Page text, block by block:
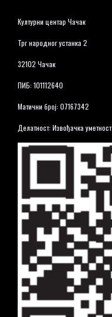
Културни центар Чачак
Трг народног устанка 2
32102 Чачак
ПИБ: 101112640
Матични број: 07167342
Делатност: Извођачка уметност